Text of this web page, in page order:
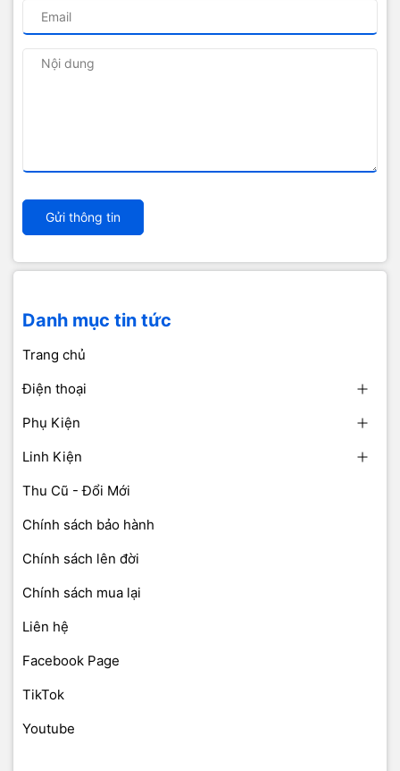
Gửi thông tin
Danh mục tin tức
Trang chủ
Điện thoại
Phụ Kiện
Linh Kiện
Thu Cũ - Đổi Mới
Chính sách bảo hành
Chính sách lên đời
Chính sách mua lại
Liên hệ
Facebook Page
TikTok
Youtube